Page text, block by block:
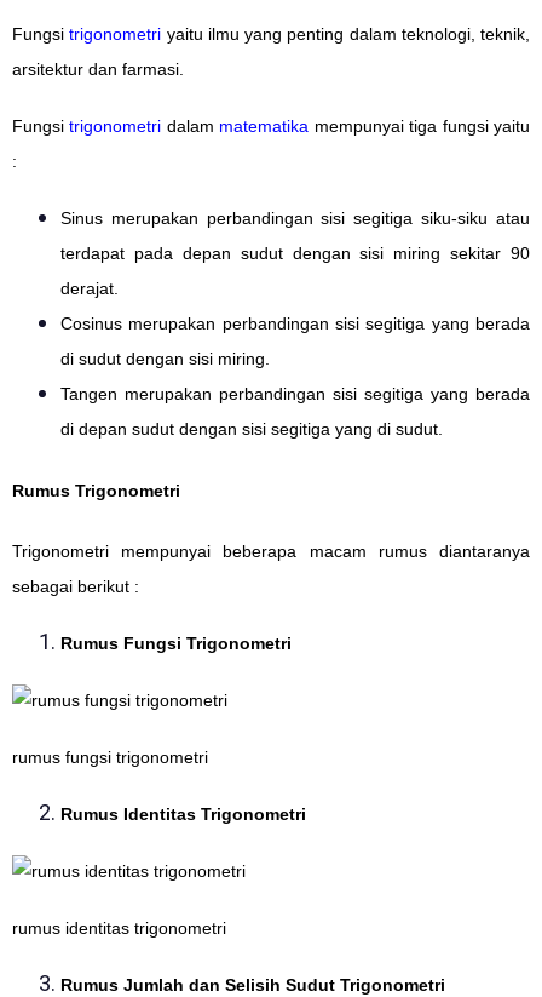
Fungsitrigonometri yaitu ilmu yang penting dalam teknologi, teknik,
arsitektur dan farmasi.
Fungsitrigonometri dalam matematika mempunyai tiga fungsi yaitu
:
Sinus merupakan perbandingan sisi segitiga siku-siku atau
terdapat pada depan sudut dengan sisi miring sekitar 90
derajat.
Cosinus merupakan perbandingan sisi segitiga yang berada
di sudut dengan sisi miring.
Tangen merupakan perbandingan sisi segitiga yang berada
di depan sudut dengan sisi segitiga yang di sudut.
Rumus Trigonometri
Trigonometri mempunyai beberapa macam rumus diantaranya
sebagai berikut :
Rumus Fungsi Trigonometri
rumus fungsi trigonometri
Rumus Identitas Trigonometri
rumus identitas trigonometri
Rumus Jumlah dan Selisih Sudut Trigonometri